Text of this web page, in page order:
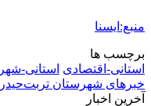
منبع:ایسنا
برچسب ها
استانی-اقتصادی استانی-
خبرهای شهرستان
آخرین اخبار